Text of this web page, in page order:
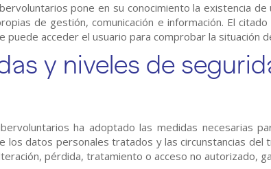
pone en su conocimiento la existencia
de gestión, comunicación e información. El
puede acceder el usuario para comprobar la situación
y niveles de
ha adoptado las medidas necesarias
los datos personales tratados y las circunstancias
pérdida, tratamiento o acceso no autorizado,